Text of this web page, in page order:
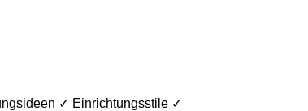
✓ Einrichtungsstile ✓